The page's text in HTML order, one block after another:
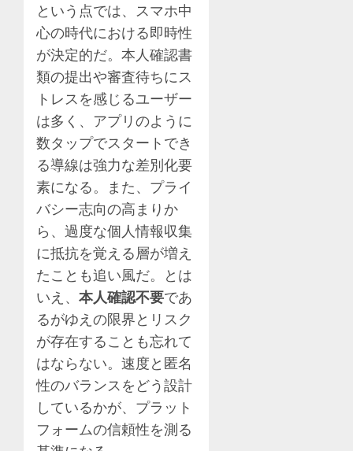
という点では、スマホ中
心の時代における即時性
が決定的だ。本人確認書
類の提出や審査待ちにス
トレスを感じるユーザー
は多く、アプリのように
数タップでスタートでき
る導線は強力な差別化要
素になる。また、プライ
バシー志向の高まりか
ら、過度な個人情報収集
に抵抗を覚える層が増え
たことも追い風だ。とは
いえ、 本人確認不要であ
るがゆえの限界とリスク
が存在することも忘れて
はならない。速度と匿名
性のバランスをどう設計
しているかが、プラット
フォームの信頼性を測る